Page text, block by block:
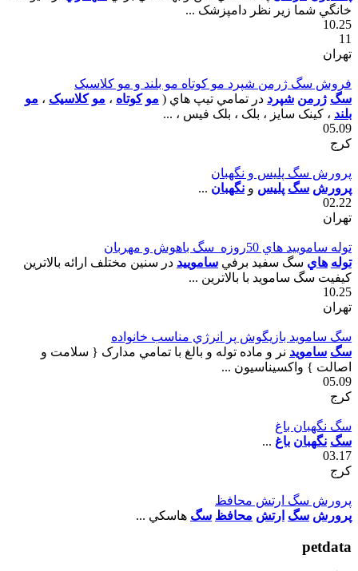
خانگي شما زير نظر دامپزشک ...
10.25
11
تهران
فروش سگ ژرمن شپرد مو کوتاه مو بلند و مو کلاسيک
سگ ژرمن شپرد در تمامي تيپ هاي ( مو کوتاه ، مو کلاسيک ، مو
بلند ، کينک سايز ، بلک ، بلک فيس ، ...
05.09
کرج
پرورش سگ پليس و نگهبان
پرورش سگ پليس و نگهبان ...
02.22
تهران
توله ساموييد هاي 50روزه_سگ باهوش و مهربان
توله هاي سگ سفيد برفي ساموييد در سنين مختلف ارائه بالاترين
کيفيت سگ سامويد با بالاترين ...
10.25
تهران
سگ سامويد بازيگوش پر انرژي مناسب خانواده
سگ سامويد نر و ماده توله و بالغ با تمامي مدارک { سلامت و
اصالت } واکسيناسيون ...
05.09
کرج
سگ نگهبان باغ
سگ نگهبان باغ ...
03.17
کرج
پرورش سگ ارتش محافظ
پرورش سگ ارتش محافظ سگ هاسکي ...
petdata